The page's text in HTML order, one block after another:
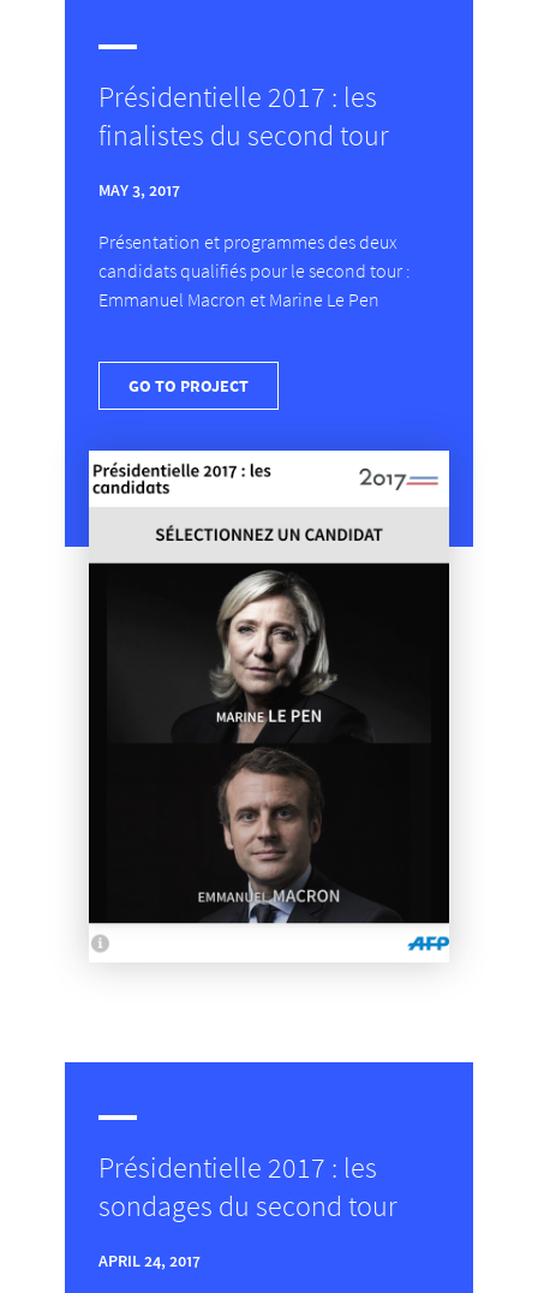
Présidentielle 2017 : les
finalistes du second tour
MAY 3, 2017
Présentation et programmes des deux
candidats qualifiés pour le second tour :
Emmanuel Macron et Marine Le Pen
GO TO PROJECT
Présidentielle 2017 : les
sondages du second tour
APRIL 24, 2017